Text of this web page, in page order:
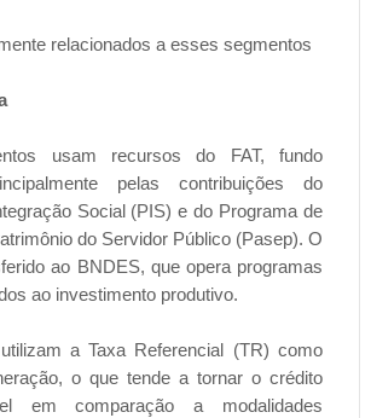
relacionados a esses segmentos
usam recursos do FAT, fundo
pelas contribuições do
Social (PIS) e do Programa de
do Servidor Público (Pasep). O
ao BNDES, que opera programas
ao investimento produtivo.
a Taxa Referencial (TR) como
o que tende a tornar o crédito
em comparação a modalidades